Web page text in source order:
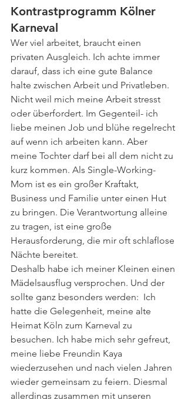
Kontrastprogramm Kölner
Karneval
Wer viel arbeitet, braucht einen
privaten Ausgleich. Ich achte immer
darauf, dass ich eine gute Balance
halte zwischen Arbeit und Privatleben.
Nicht weil mich meine Arbeit stresst
oder überfordert. Im Gegenteil- ich
liebe meinen Job und blühe regelrecht
auf wenn ich arbeiten kann. Aber
meine Tochter darf bei all dem nicht zu
kurz kommen. Als Single-Working-
Mom ist es ein großer Kraftakt,
Business und Familie unter einen Hut
zu bringen. Die Verantwortung alleine
zu tragen, ist eine große
Herausforderung, die mir oft schlaflose
Nächte bereitet.
Deshalb habe ich meiner Kleinen einen
Mädelsausflug versprochen. Und der
sollte ganz besonders werden:  Ich
hatte die Gelegenheit, meine alte
Heimat Köln zum Karneval zu
besuchen. Ich habe mich sehr gefreut,
meine liebe Freundin Kaya
wiederzusehen und nach vielen Jahren
wieder gemeinsam zu feiern. Diesmal
allerdings zusammen mit unseren